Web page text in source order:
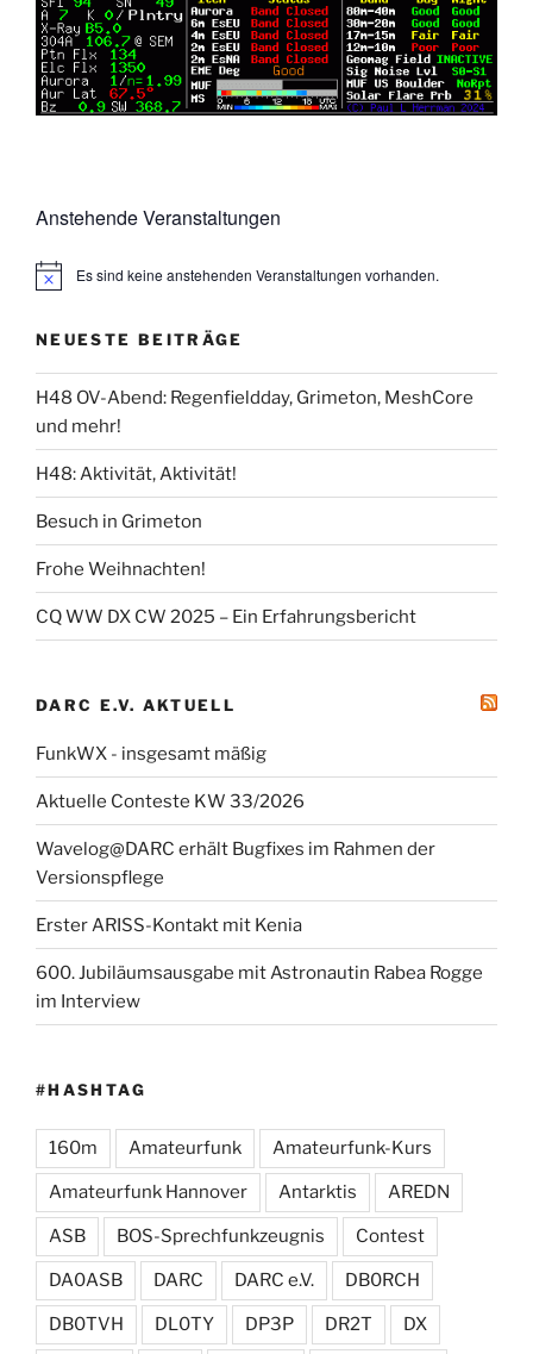
Anstehende Veranstaltungen
Es sind keine anstehenden Veranstaltungen vorhanden.
NEUESTE BEITRÄGE
H48 OV-Abend: Regenfieldday, Grimeton, MeshCore
und mehr!
H48: Aktivität, Aktivität!
Besuch in Grimeton
Frohe Weihnachten!
CQ WW DX CW 2025 – Ein Erfahrungsbericht
DARC E.V. AKTUELL
FunkWX - insgesamt mäßig
Aktuelle Conteste KW 33/2026
Wavelog@DARC erhält Bugfixes im Rahmen der
Versionspflege
Erster ARISS-Kontakt mit Kenia
600. Jubiläumsausgabe mit Astronautin Rabea Rogge
im Interview
#HASHTAG
160m Amateurfunk Amateurfunk-Kurs
Amateurfunk Hannover Antarktis AREDN
ASB BOS-Sprechfunkzeugnis Contest
DA0ASB DARC DARC e.V. DB0RCH
DB0TVH DL0TY DP3P DR2T DX